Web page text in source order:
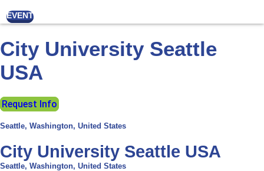
EVENT
City University Seattle
USA
Request Info
Seattle, Washington, United States
City University Seattle USA
Seattle, Washington, United States